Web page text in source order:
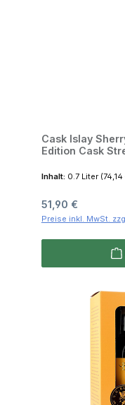
Cask Islay
Edition Cask
Inhalt: 0.7 Liter
Regulärer Preis:
51,90 €
Preise inkl. MwSt.